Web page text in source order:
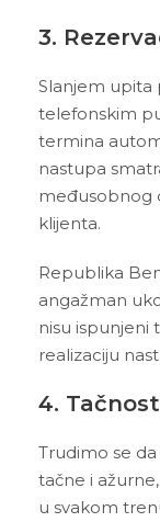
3.
Slanjem
telefonskim
termina
nastupa
međusobnog
klijenta.
Republika
angažman
nisu ispunjeni
realizaciju
4.
Trudimo se
tačne i
u svakom